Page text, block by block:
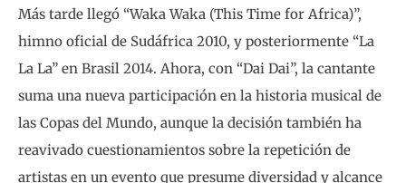
Más tarde llegó “Waka Waka (This Time for Africa)”,
himno oficial de Sudáfrica 2010, y posteriormente “La
La La” en Brasil 2014. Ahora, con “Dai Dai”, la cantante
suma una nueva participación en la historia musical de
las Copas del Mundo, aunque la decisión también ha
reavivado cuestionamientos sobre la repetición de
artistas en un evento que presume diversidad y alcance